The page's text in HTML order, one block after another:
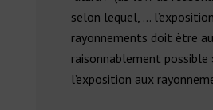
selon lequel, …
rayonnements doit ètre
raisonnablement possible
l’exposition aux